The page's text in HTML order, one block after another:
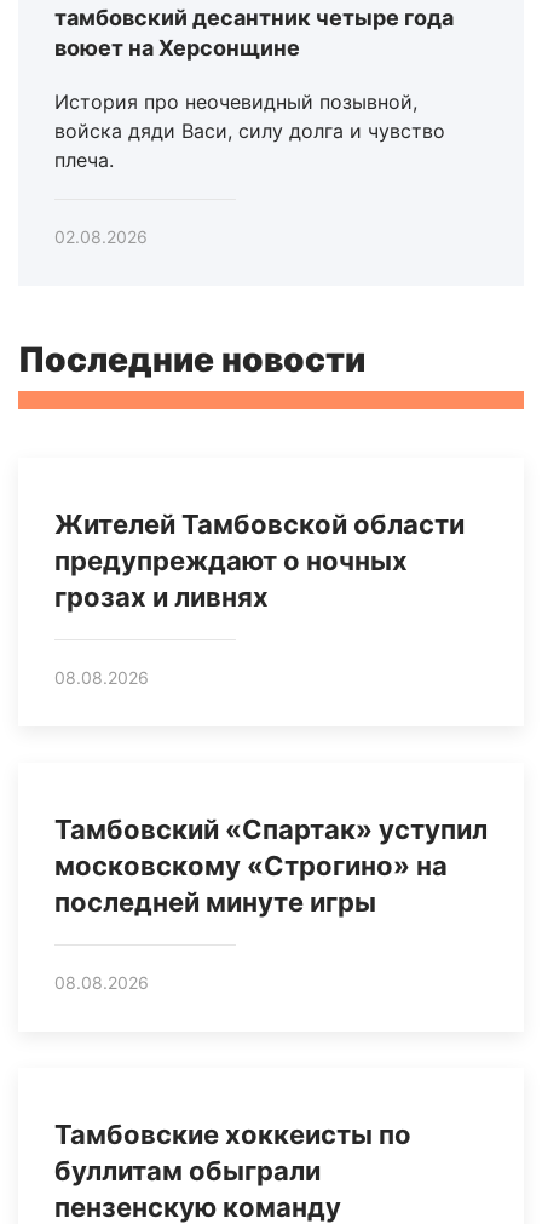
тамбовский десантник четыре года
воюет на Херсонщине
История про неочевидный позывной,
войска дяди Васи, силу долга и чувство
плеча.
02.08.2026
Последние новости
Жителей Тамбовской области
предупреждают о ночных
грозах и ливнях
08.08.2026
Тамбовский «Спартак» уступил
московскому «Строгино» на
последней минуте игры
08.08.2026
Тамбовские хоккеисты по
буллитам обыграли
пензенскую команду